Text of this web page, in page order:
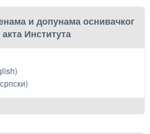
и допунама оснивачког
акта Института